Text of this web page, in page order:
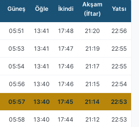
Güneş Öğle İkindi
Akşam
(İftar)
Yatsı
05:51 13:41 17:48 21:20 22:56
05:53 13:41 17:47 21:19 22:55
05:54 13:41 17:46 21:17 22:55
05:56 13:40 17:46 21:15 22:54
05:57 13:40 17:45 21:14 22:53
05:58 13:40 17:44 21:12 22:53